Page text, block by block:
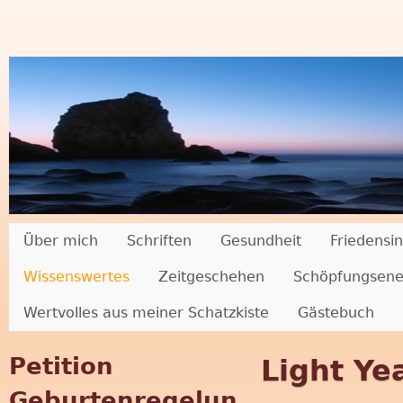
M
u
t
Über mich Schriften Gesundheit
Wissenswertes Zeitgeschehen
Wertvolles aus meiner Schatzkiste Gästebuch
Light
Petition